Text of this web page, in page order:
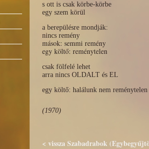
s ott is csak körbe-körbe
egy szem körül
a berepülésre mondják:
nincs remény
mások: semmi remény
egy költő: reménytelen
csak fölfelé lehet
arra nincs OLDALT és EL
egy költő: halálunk nem reménytelen
(1970)
< vissza Szabadrabok